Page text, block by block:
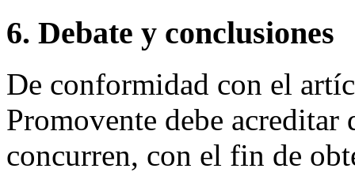
6. Debate y conclusiones
De conformidad con el
Promovente debe acreditar
concurren, con el fin de